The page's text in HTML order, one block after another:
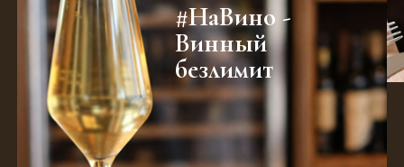
#НаВино -
Винный
безлимит